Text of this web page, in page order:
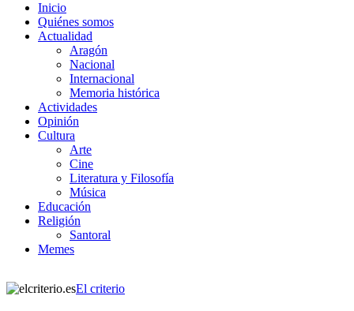
Inicio
Quiénes somos
Actualidad
Aragón
Nacional
Internacional
Memoria histórica
Actividades
Opinión
Cultura
Arte
Cine
Literatura y Filosofía
Música
Educación
Religión
Santoral
Memes
El criterio